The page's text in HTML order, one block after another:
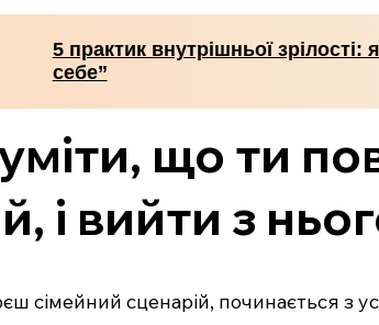
5 практик внутрішньої
себе”
що ти
і вийти з
сімейний сценарій, починається з